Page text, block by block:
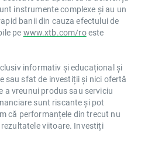
instrumente complexe și au un
banii din cauza efectului de
pe www.xtb.com/roeste
informativ și educațional și
sau sfat de investiții și nici ofertă
a vreunui produs sau serviciu
sunt riscante și pot
că performanțele din trecut nu
viitoare. Investiți